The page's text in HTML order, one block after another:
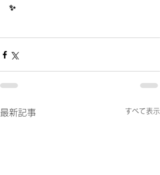
✨
最新記事 すべて表示